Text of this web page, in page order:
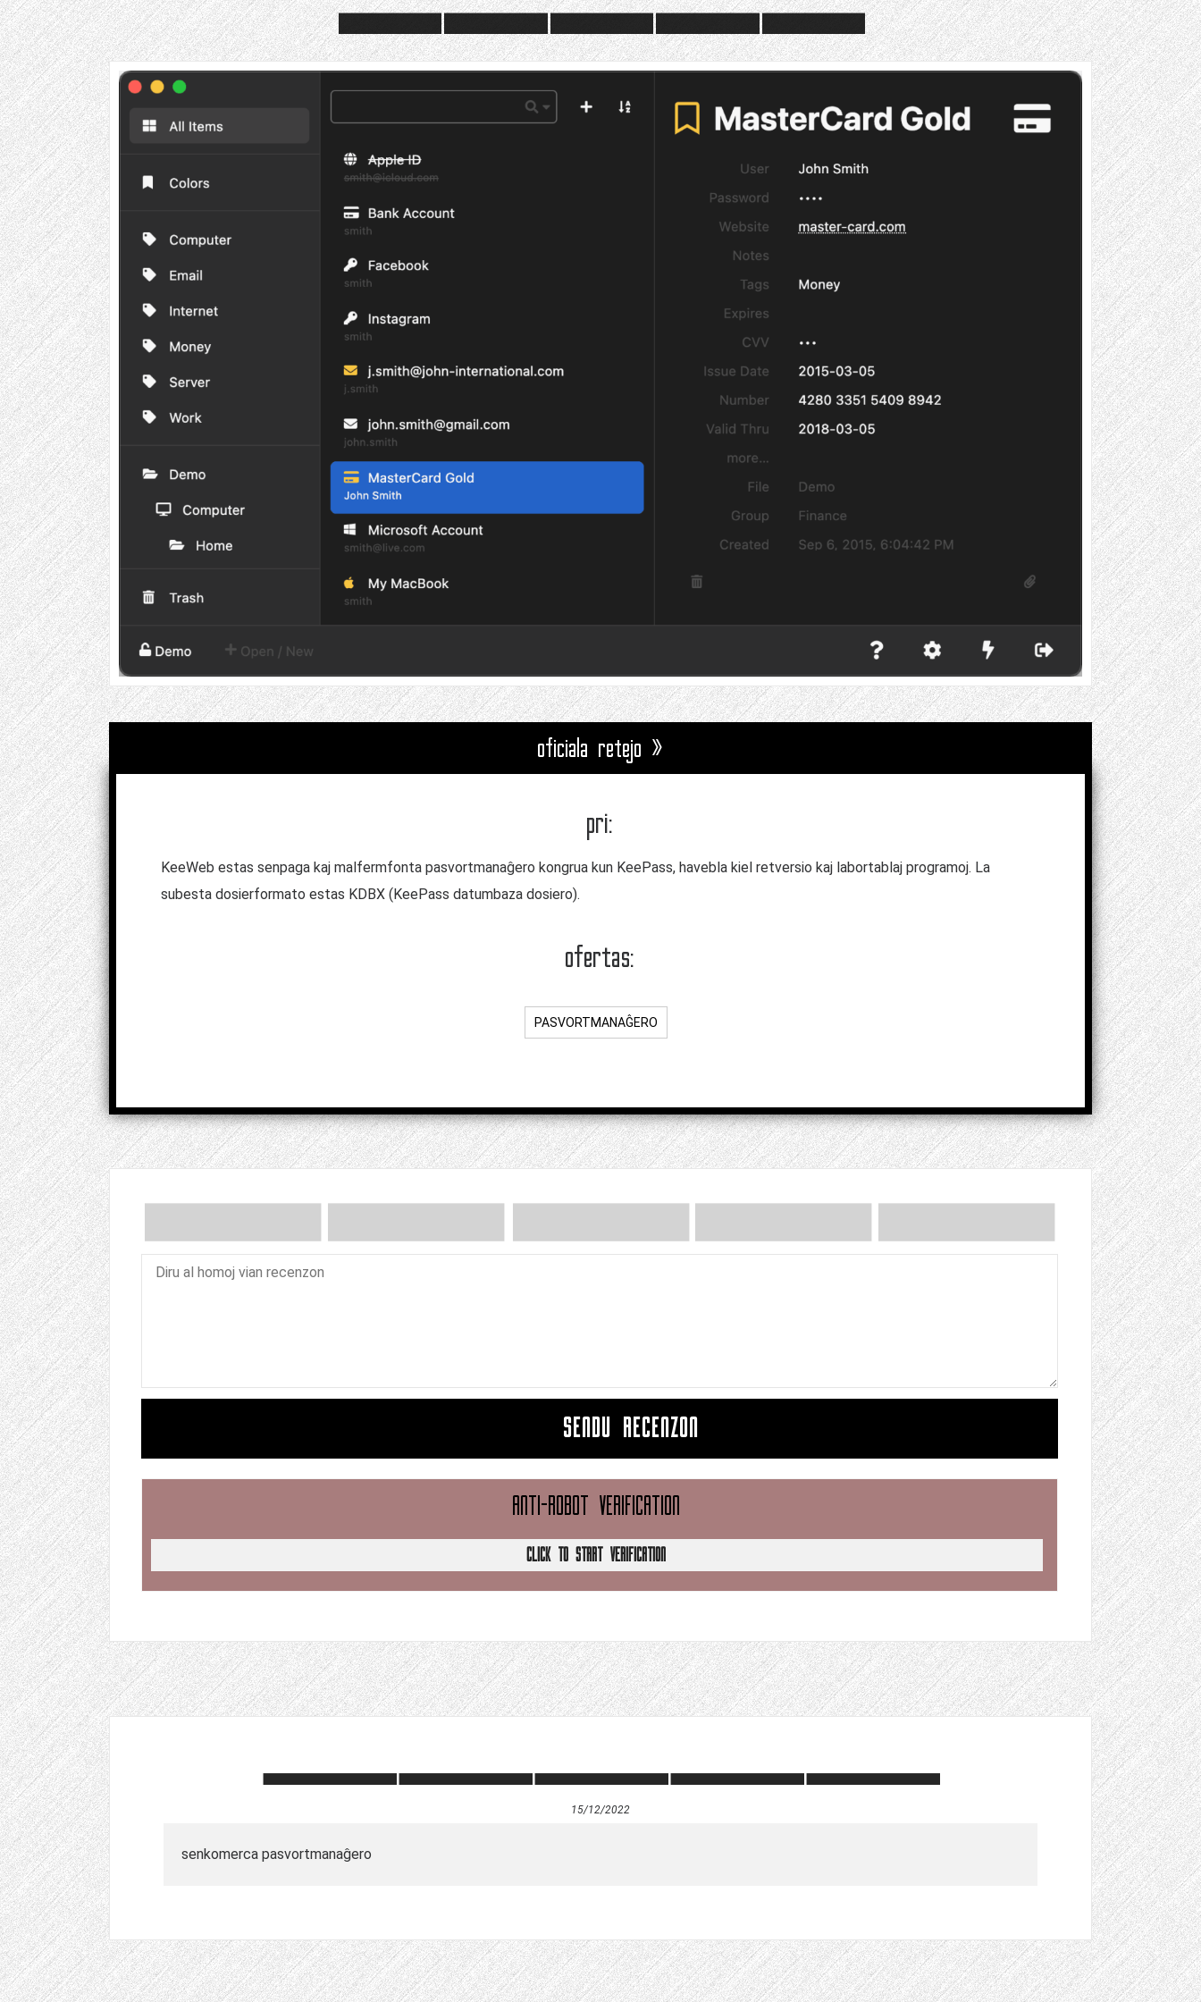
oficiala retejo »
pri:
KeeWeb estas senpaga kaj malfermfonta pasvortmanaĝero kongrua kun KeePass, havebla kiel retversio kaj labortablaj programoj. La
subesta dosierformato estas KDBX (KeePass datumbaza dosiero).
ofertas:
PASVORTMANAĜERO
SENDU RECENZON
ANTI-ROBOT VERIFICATION
CLICK TO START VERIFICATION
15/12/2022
senkomerca pasvortmanaĝero